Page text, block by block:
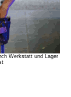
Werkstatt und Lager